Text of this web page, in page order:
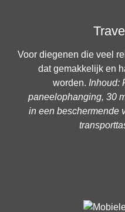
Voor diegenen die veel
dat gemakkelijk en
worden. Inhoud:
paneelophanging, 30
in een beschermende